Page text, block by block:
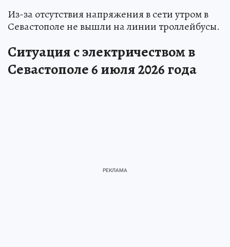
Из-за отсутствия напряжения в сети утром в
Севастополе не вышли на линии троллейбусы.
Ситуация с электричеством в
Севастополе 6 июля 2026 года